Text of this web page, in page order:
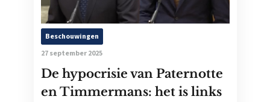
Beschouwingen
27 september 2025
De hypocrisie van Paternotte
en Timmermans: het is links